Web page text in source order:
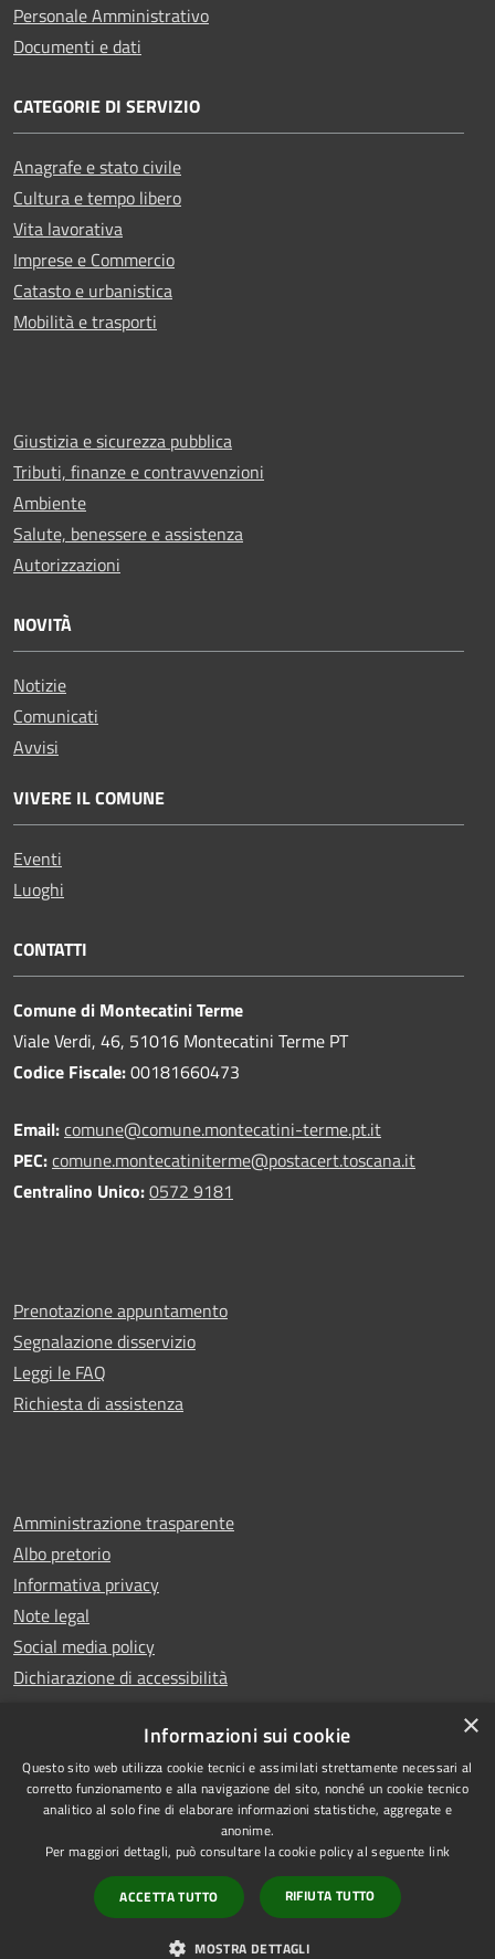
Personale Amministrativo
Documenti e dati
CATEGORIE DI SERVIZIO
Anagrafe e stato civile
Cultura e tempo libero
Vita lavorativa
Imprese e Commercio
Catasto e urbanistica
Mobilità e trasporti
Giustizia e sicurezza pubblica
Tributi, finanze e contravvenzioni
Ambiente
Salute, benessere e assistenza
Autorizzazioni
NOVITÀ
Notizie
Comunicati
Avvisi
VIVERE IL COMUNE
Eventi
Luoghi
CONTATTI
Comune di Montecatini Terme
Viale Verdi, 46, 51016 Montecatini Terme PT
Codice Fiscale:00181660473
Email:comune@comune.montecatini-terme.pt.it
PEC:comune.montecatiniterme@postacert.toscana.it
Centralino Unico:0572 9181
Prenotazione appuntamento
Segnalazione disservizio
Leggi le FAQ
Richiesta di assistenza
Amministrazione trasparente
Albo pretorio
Informativa privacy
Note legal
Social media policy
Dichiarazione di accessibilità
RSS
Accessibilità
Privacy
Mappa del sito
Copyright © 2025 Comune di
Montecatini Terme
Powered byMunicipium
Accesso redazione
×
Informazioni sui cookie
Questo sito web utilizza cookie tecnici e assimilati strettamente necessari al
corretto funzionamento e alla navigazione del sito, nonché un cookie tecnico
analitico al solo fine di elaborare informazioni statistiche, aggregate e
anonime.
Per maggiori dettagli, può consultare la cookie policy al seguente link
ACCETTA TUTTO RIFIUTA TUTTO
MOSTRA DETTAGLI